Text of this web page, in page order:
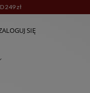
249 zł
SIĘ